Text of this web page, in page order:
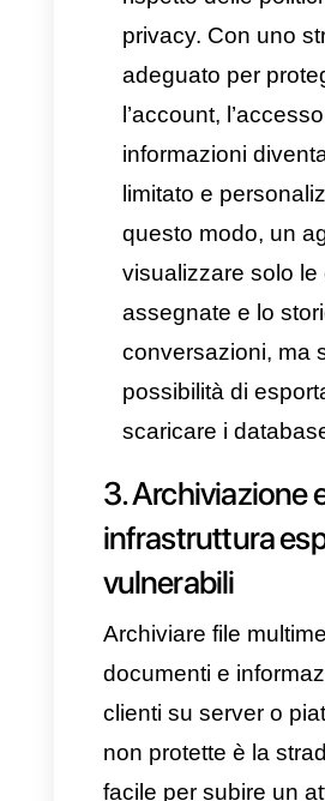
personali o
limitano
intelligente
il controllo delle
viene meno.
Il rischio:Il
personale nei
commerciali
clienti è una
Gestendo
dispositivi
esterni non
sono a rischio
imminente.
che lascia
portare con